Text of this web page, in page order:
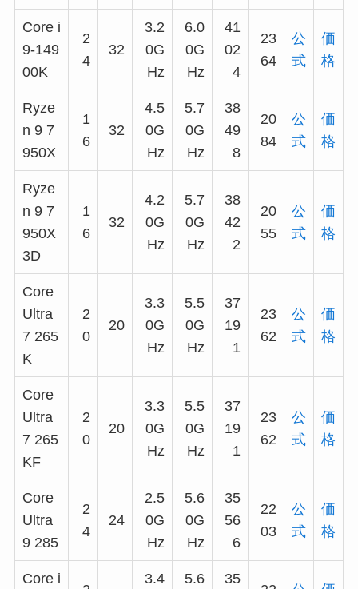
Core i
9-149
00K
2
4
32
3.2
0G
Hz
6.0
0G
Hz
41
02
4
23
64
公
式
価
格
Ryze
n 9 7
950X
1
6
32
4.5
0G
Hz
5.7
0G
Hz
38
49
8
20
84
公
式
価
格
Ryze
n 9 7
950X
3D
1
6
32
4.2
0G
Hz
5.7
0G
Hz
38
42
2
20
55
公
式
価
格
Core
Ultra
7 265
K
2
0
20
3.3
0G
Hz
5.5
0G
Hz
37
19
1
23
62
公
式
価
格
Core
Ultra
7 265
KF
2
0
20
3.3
0G
Hz
5.5
0G
Hz
37
19
1
23
62
公
式
価
格
Core
Ultra
9 285
2
4
24
2.5
0G
Hz
5.6
0G
Hz
35
56
6
22
03
公
式
価
格
Core i
3.4
5.6
35